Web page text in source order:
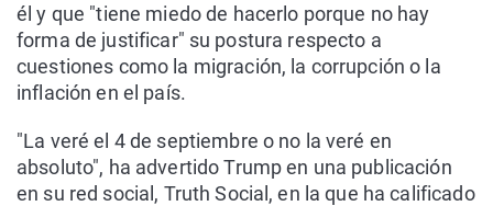
él y que "tiene miedo de hacerlo porque no hay
forma de justificar" su postura respecto a
cuestiones como la migración, la corrupción o la
inflación en el país.
"La veré el 4 de septiembre o no la veré en
absoluto", ha advertido Trump en una publicación
en su red social, Truth Social, en la que ha calificado